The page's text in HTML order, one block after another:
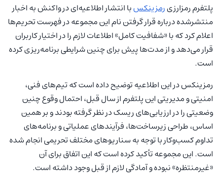
پلتفرم رمزارزیرمزینکسبا انتشار اطلاعیه‌ای در واکنش به اخبار
منتشرشده درباره قرار گرفتن نام این مجموعه در فهرست تحریم‌ها
اعلام کرد که با «شفافیت کامل» اطلاعات لازم را در اختیار کاربران
قرار می‌دهد و از مدت‌ها پیش برای چنین شرایطی برنامه‌ریزی کرده
است.
رمزینکس در این اطلاعیه توضیح داده است که تیم‌های فنی،
امنیتی و مدیریتی این پلتفرم از سال قبل، احتمال وقوع چنین
وضعیتی را در ارزیابی‌های ریسک در نظر گرفته بودند و بر همین
اساس، طراحی زیرساخت‌ها، فرآیندهای عملیاتی و برنامه‌های
تداوم کسب‌وکار با توجه به سناریوهای مختلف تحریمی انجام شده
است. این مجموعه تأکید کرده است که این اتفاق برای آن
«غیرمنتظره» نبوده و آمادگی لازم از قبل وجود داشته است.